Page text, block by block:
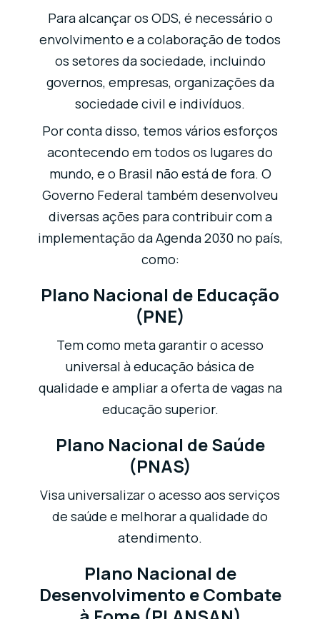
Para alcançar os ODS, é necessário o
envolvimento e a colaboração de todos
os setores da sociedade, incluindo
governos, empresas, organizações da
sociedade civil e indivíduos.
Por conta disso, temos vários esforços
acontecendo em todos os lugares do
mundo, e o Brasil não está de fora. O
Governo Federal também desenvolveu
diversas ações para contribuir com a
implementação da Agenda 2030 no país,
como:
Plano Nacional de Educação
(PNE)
Tem como meta garantir o acesso
universal à educação básica de
qualidade e ampliar a oferta de vagas na
educação superior.
Plano Nacional de Saúde
(PNAS)
Visa universalizar o acesso aos serviços
de saúde e melhorar a qualidade do
atendimento.
Plano Nacional de
Desenvolvimento e Combate